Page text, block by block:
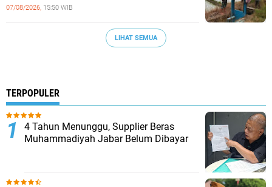
07/08/2026, 15:50 WIB
LIHAT SEMUA
TERPOPULER
4 Tahun Menunggu, Supplier Beras
Muhammadiyah Jabar Belum Dibayar